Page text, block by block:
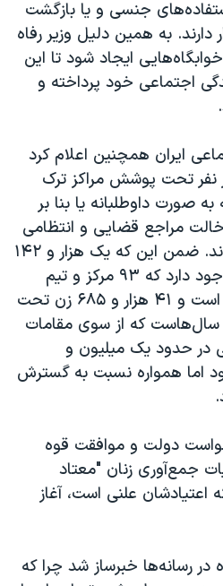
جنسی و یا بازگشت
به همین دلیل وزیر رفاه
ایجاد شود تا این
اجتماعی خود پرداخته و
ایران همچنین اعلام کرد
حاضر ۶۰۲ هزار نفر تحت پوشش مراکز ترک
صورت داوطلبانه یا بنا بر
مراجع قضایی و انتظامی
به این مراکز مراجعه کرده‌اند. ضمن این که یک هزار و ۱۴۲
مرکز ترک اعتیاد در ایران وجود دارد که ۹۳ مرکز و تیم
درمانی آن مخصوص زنان است و ۴۱ هزار و ۶۸۵ زن تحت
که از سوی مقامات
در حدود یک میلیون و
اما همواره نسبت به گسترش
دولت و موافقت قوه
جمع‌آوری زنان "معتاد
اعتیادشان علنی است، آغاز
در رسانه‌ها خبرساز شد چرا که